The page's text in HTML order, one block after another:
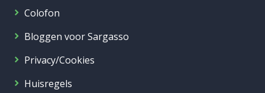
Colofon
Bloggen voor Sargasso
Privacy/Cookies
Huisregels